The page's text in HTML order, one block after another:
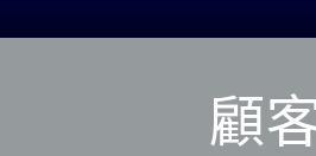
開発と応用をさらに促進
金属製シールレス磁気ポ
ションにおける重要な設
の優れた性能により、水
顧